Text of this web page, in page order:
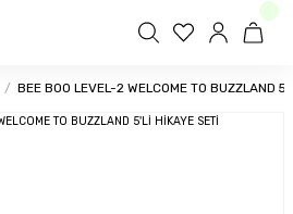
BEE BOO LEVEL-2 WELCOME TO BUZZLAND